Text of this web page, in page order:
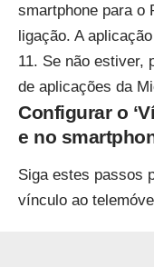
smartphone para o
ligação. A
11. Se não estiver,
de aplicações da
Configurar o
e no
Siga estes passos
vínculo ao